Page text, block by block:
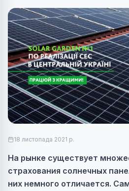
18 листопада 2021 р.
На рынке существует
страхования солнечных
них немного отличается.